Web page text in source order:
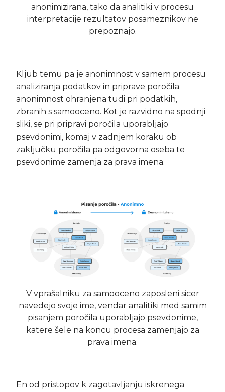
anonimizirana, tako da analitiki v procesu
interpretacije rezultatov posameznikov ne
prepoznajo.
Kljub temu pa je anonimnost v samem procesu
analiziranja podatkov in priprave poročila
anonimnost ohranjena tudi pri podatkih,
zbranih s samooceno. Kot je razvidno na spodnji
sliki, se pri pripravi poročila uporabljajo
psevdonimi, komaj v zadnjem koraku ob
zaključku poročila pa odgovorna oseba te
psevdonime zamenja za prava imena.
V vprašalniku za samooceno zaposleni sicer
navedejo svoje ime, vendar analitiki med samim
pisanjem poročila uporabljajo psevdonime,
katere šele na koncu procesa zamenjajo za
prava imena.
En od pristopov k zagotavljanju iskrenega